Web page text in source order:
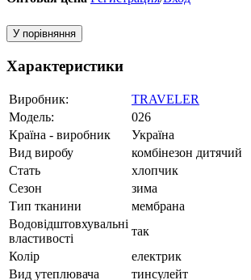
У порівняння
Характеристики
Виробник:
TRAVELER
Модель:
026
Країна - виробник
Україна
Вид виробу
комбінезон дитячий
Стать
хлопчик
Сезон
зима
Тип тканини
мембрана
Водовідштовхувальні
властивості
так
Колір
електрик
Вид утеплювача
тинсулейт